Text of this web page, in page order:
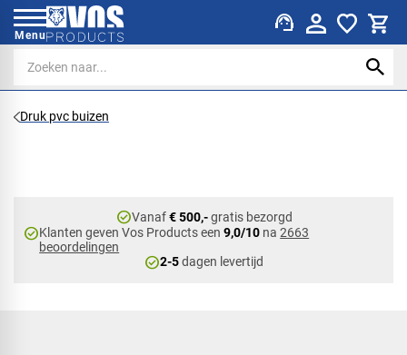
Menu support_agent
Druk pvc buizen
check_circleVanaf€ 500,-gratis bezorgd
check_circleKlanten geven Vos Products een9,0/10 na2663
beoordelingen
check_circle2-5dagen levertijd